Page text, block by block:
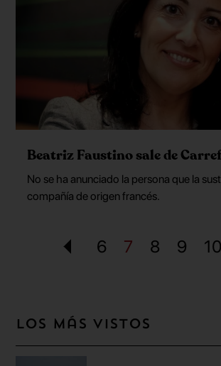
Beatriz Faustino sale de
No se ha anunciado la persona que la
compañía de origen francés.
6 7 8 9 10
Los más vistos